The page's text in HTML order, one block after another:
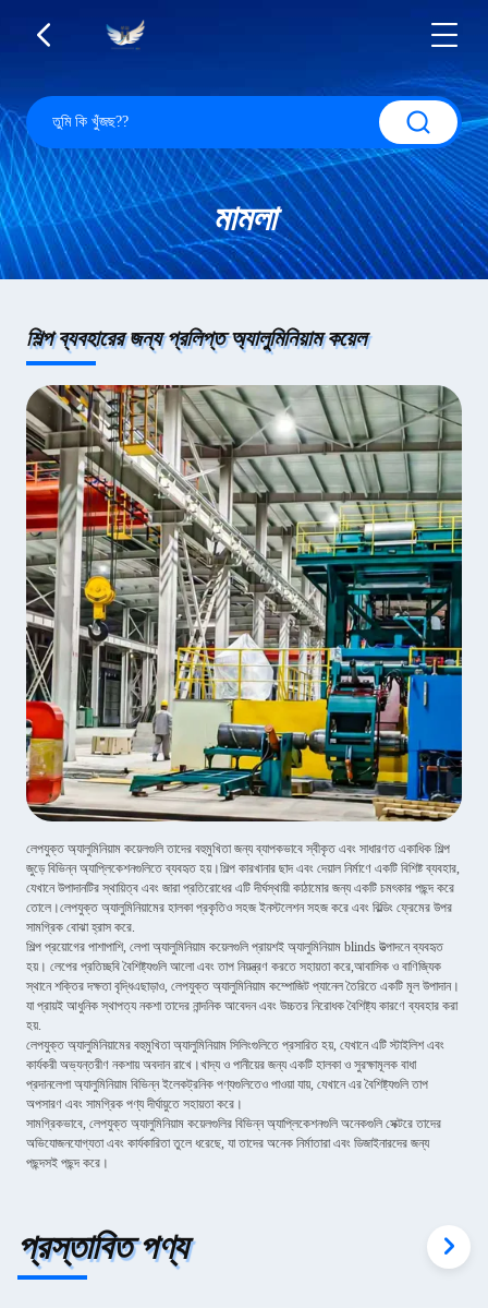
মামলা
শিল্প ব্যবহারের জন্য প্রলিপ্ত অ্যালুমিনিয়াম কয়েল
লেপযুক্ত অ্যালুমিনিয়াম কয়েলগুলি তাদের বহুমুখিতা জন্য ব্যাপকভাবে স্বীকৃত এবং সাধারণত একাধিক শিল্প
জুড়ে বিভিন্ন অ্যাপ্লিকেশনগুলিতে ব্যবহৃত হয়।শিল্প কারখানার ছাদ এবং দেয়াল নির্মাণে একটি বিশিষ্ট ব্যবহার,
যেখানে উপাদানটির স্থায়িত্ব এবং জারা প্রতিরোধের এটি দীর্ঘস্থায়ী কাঠামোর জন্য একটি চমৎকার পছন্দ করে
তোলে।লেপযুক্ত অ্যালুমিনিয়ামের হালকা প্রকৃতিও সহজ ইনস্টলেশন সহজ করে এবং বিল্ডিং ফ্রেমের উপর
সামগ্রিক বোঝা হ্রাস করে.
শিল্প প্রয়োগের পাশাপাশি, লেপা অ্যালুমিনিয়াম কয়েলগুলি প্রায়শই অ্যালুমিনিয়াম blinds উত্পাদনে ব্যবহৃত
হয়। লেপের প্রতিচ্ছবি বৈশিষ্ট্যগুলি আলো এবং তাপ নিয়ন্ত্রণ করতে সহায়তা করে,আবাসিক ও বাণিজ্যিক
স্থানে শক্তির দক্ষতা বৃদ্ধিএছাড়াও, লেপযুক্ত অ্যালুমিনিয়াম কম্পোজিট প্যানেল তৈরিতে একটি মূল উপাদান।
যা প্রায়ই আধুনিক স্থাপত্য নকশা তাদের নান্দনিক আবেদন এবং উচ্চতর নিরোধক বৈশিষ্ট্য কারণে ব্যবহার করা
হয়.
লেপযুক্ত অ্যালুমিনিয়ামের বহুমুখিতা অ্যালুমিনিয়াম সিলিংগুলিতে প্রসারিত হয়, যেখানে এটি স্টাইলিশ এবং
কার্যকরী অভ্যন্তরীণ নকশায় অবদান রাখে।খাদ্য ও পানীয়ের জন্য একটি হালকা ও সুরক্ষামূলক বাধা
প্রদানলেপা অ্যালুমিনিয়াম বিভিন্ন ইলেকট্রনিক পণ্যগুলিতেও পাওয়া যায়, যেখানে এর বৈশিষ্ট্যগুলি তাপ
অপসারণ এবং সামগ্রিক পণ্য দীর্ঘায়ুতে সহায়তা করে।
সামগ্রিকভাবে, লেপযুক্ত অ্যালুমিনিয়াম কয়েলগুলির বিভিন্ন অ্যাপ্লিকেশনগুলি অনেকগুলি সেক্টরে তাদের
অভিযোজনযোগ্যতা এবং কার্যকারিতা তুলে ধরেছে, যা তাদের অনেক নির্মাতারা এবং ডিজাইনারদের জন্য
পছন্দসই পছন্দ করে।
প্রস্তাবিত পণ্য